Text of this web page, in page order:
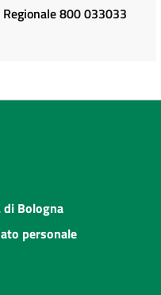
800 033033
di Bologna
personale